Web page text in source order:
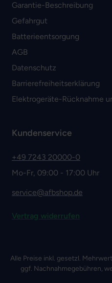
Garantie-Beschreibung
Gefahrgut
Batterieentsorgung
AGB
Datenschutz
Barrierefreiheitserklärung
Elektrogeräte-Rücknahme
Kundenservice
+49 7243 20000-0
Mo-Fr, 09:00 - 17:00 Uhr
service@afbshop.de
Vertrag widerrufen
Alle Preise inkl. gesetzl.
ggf. Nachnahmegebühren,